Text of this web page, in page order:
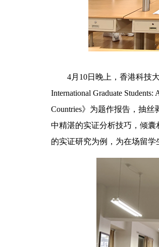
4月10日晚上，香港科技大
International Graduate
Countries》为题作报告，抽
中精湛的实证分析技巧，倾
的实证研究为例，为在场留学